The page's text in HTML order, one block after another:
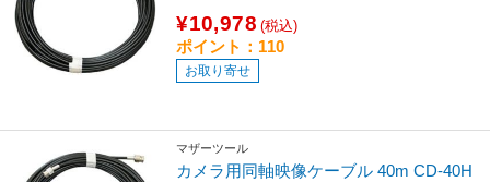
¥10,978 (税込)
ポイント：110
お取り寄せ
マザーツール
カメラ用同軸映像ケーブル 40m CD-40H